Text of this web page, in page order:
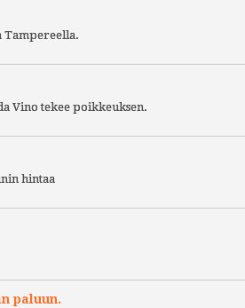
Tampereella.
Vino tekee poikkeuksen.
hintaa
paluun.